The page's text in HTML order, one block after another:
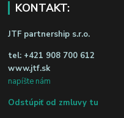
KONTAKT:
JTF partnership s.r.o.
tel: +421 908 700 612
www.jtf.sk
napíšte nám
Odstúpiť od zmluvy tu